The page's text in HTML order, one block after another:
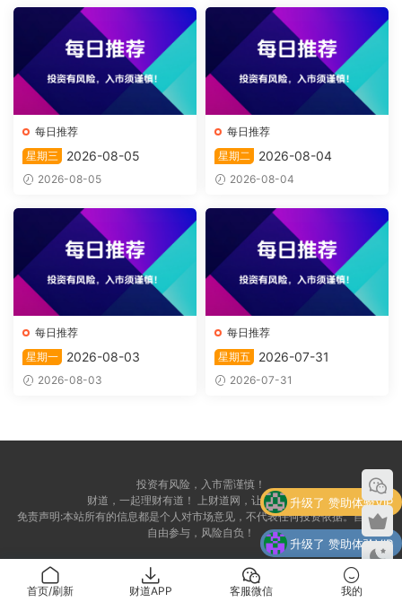
每日推荐
星期三
2026-08-05
2026-08-05
每日推荐
星期二
2026-08-04
2026-08-04
每日推荐
星期一
2026-08-03
2026-08-03
每日推荐
星期五
2026-07-31
2026-07-31
投资有风险，入市需谨慎！
财道，一起理财有道！ 上财道网，让财富上道！
免责声明:本站所有的信息都是个人对市场意见，不代表任何投资依据。自愿，
自由参与，风险自负！
首页/刷新 财道APP 客服微信 我的
升级了 赞助体验VIP
升级了 赞助体验VIP
升级了 赞助季度VIP